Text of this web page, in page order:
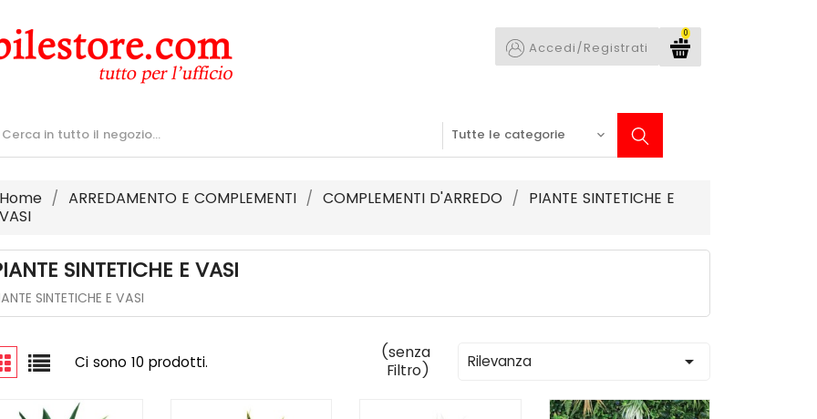
0
Accedi/Registrati
ARREDAMENTO E COMPLEMENTI COMPLEMENTI D'ARREDO
PIANTE SINTETICHE E
SINTETICHE E VASI
SINTETICHE E VASI
Ci sono 10 prodotti.
(senza
Filtro)
Rilevanza 